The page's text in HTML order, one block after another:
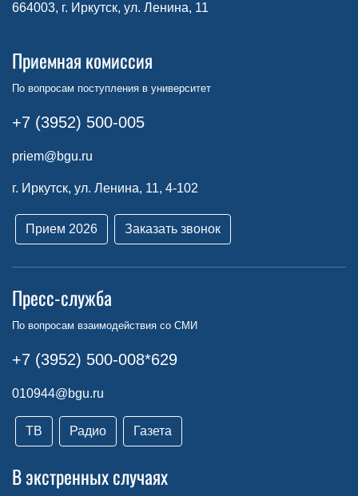
664003, г. Иркутск, ул. Ленина, 11
Приемная комиссия
По вопросам поступления в университет
+7 (3952) 500-005
priem@bgu.ru
г. Иркутск, ул. Ленина, 11, 4-102
Прием 2026 Заказать звонок
Пресс-служба
По вопросам взаимодействия со СМИ
+7 (3952) 500-008*629
010944@bgu.ru
ТВ Радио Газета
В экстренных случаях